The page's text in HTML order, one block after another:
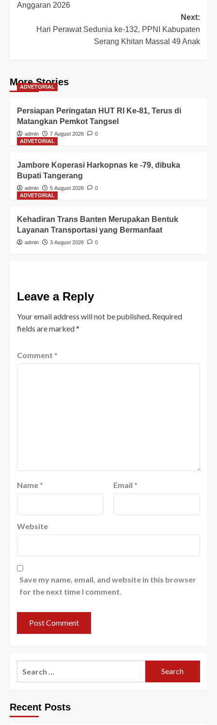
Anggaran 2026
Next:
Hari Perawat Sedunia ke-132, PPNI Kabupaten
Serang Khitan Massal 49 Anak
More Stories
ADVETORIAL
Persiapan Peringatan HUT RI Ke-81, Terus di
Matangkan Pemkot Tangsel
admin 7 August 2026
0
ADVETORIAL
Jambore Koperasi Harkopnas ke -79, dibuka
Bupati Tangerang
admin 5 August 2026
0
ADVETORIAL
Kehadiran Trans Banten Merupakan Bentuk
Layanan Transportasi yang Bermanfaat
admin 3 August 2026 0
Leave a Reply
Your email address will not be published. Required
fields are marked*
Comment *
Name * Email *
Website
Save my name, email, and website in this browser
for the next time I comment.
Recent Posts